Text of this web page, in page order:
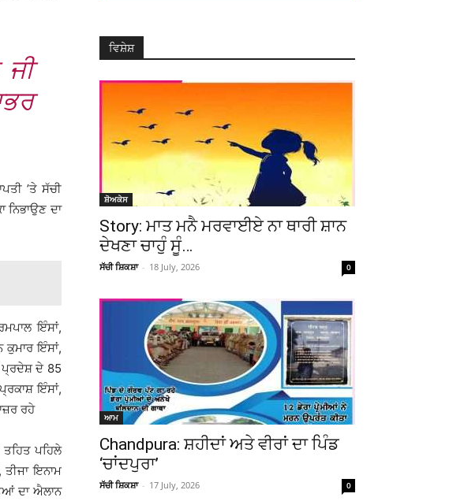
’ਤੇ ਸੱਚੀ
ਨਿਭਾਉਣ ਦਾ
ਇੰਸਾਂ,
ਕੁਮਾਰ ਇੰਸਾਂ,
ਪ੍ਰਦੇਸ਼ ਦੇ 85
ਇੰਸਾਂ,
ਰਹੇ
ਪਹਿਲੇ
ਇਨਾਮ
ਦਾ ਐਲਾਨ
ਵਿਸ਼ੇਸ਼
ਸ਼ੋਅਕੇਸ
Story: ਮਾਤ ਮਨੈ ਮਰਵਾਈਏ ਨਾ ਥਾਰੀ ਸ਼ਾਨ
ਦੇਖਣਾ ਚਾਹੁੰ ਸੂੰ…
ਸੱਚੀ ਸ਼ਿਕਸ਼ਾ - 18 July, 2026 0
ਆਮ
Chandpura: ਸ਼ਹੀਦਾਂ ਅਤੇ ਵੀਰਾਂ ਦਾ ਪਿੰਡ
‘ਚਾਂਦਪੁਰਾ’
ਸੱਚੀ ਸ਼ਿਕਸ਼ਾ - 17 July, 2026 0